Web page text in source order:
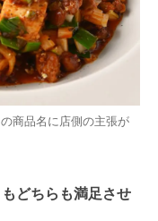
商品名に店側の主張が
どちらも満足させ